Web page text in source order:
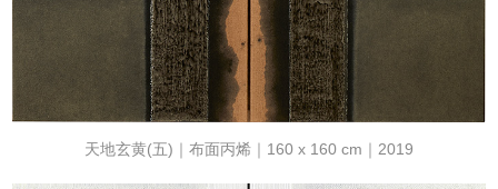
天地玄黄(五)｜布面丙烯｜160 x 160 cm｜2019